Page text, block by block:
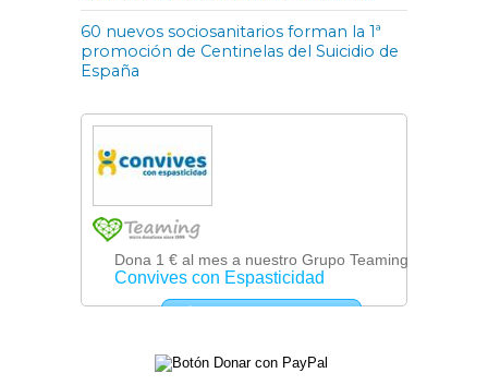
60 nuevos sociosanitarios forman la 1ª
promoción de Centinelas del Suicidio de
España